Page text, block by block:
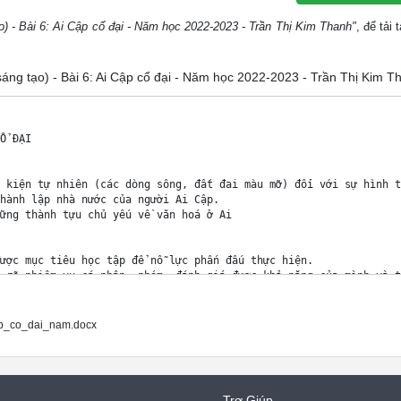
- Bài 6: Ai Cập cổ đại - Năm học 2022-2023 - Trần Thị Kim Thanh", để tải
tạo) - Bài 6: Ai Cập cổ đại - Năm học 2022-2023 - Trần Thị Kim